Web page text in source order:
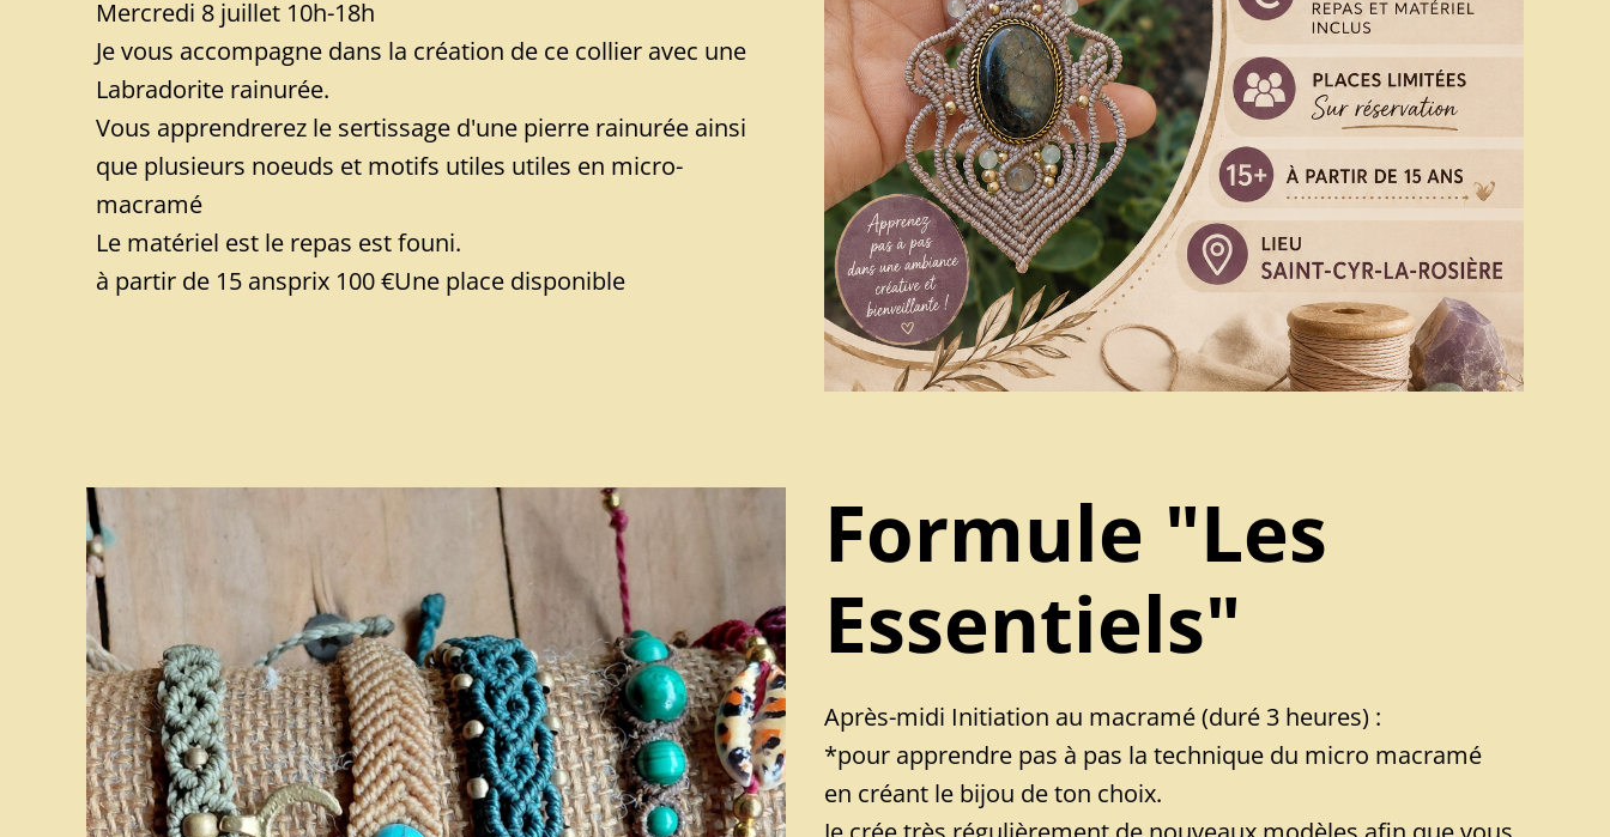
Mercredi 8 juillet 10h-18h
Je vous accompagne dans la création de ce collier avec une
Labradorite rainurée.
Vous apprendrerez le sertissage d'une pierre rainurée ainsi
que plusieurs noeuds et motifs utiles utiles en micro-
macramé
Le matériel est le repas est founi.
à partir de 15 ansprix 100 €Une place disponible
Formule "Les
Essentiels"
Après-midi Initiation au macramé (duré 3 heures) :
*pour apprendre pas à pas la technique du micro macramé
en créant le bijou de ton choix.